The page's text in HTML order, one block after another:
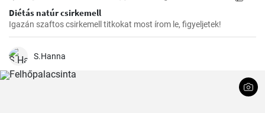
Diétás natúr csirkemell
Igazán szaftos csirkemell titkokat most írom le, figyeljetek!
S.Hanna